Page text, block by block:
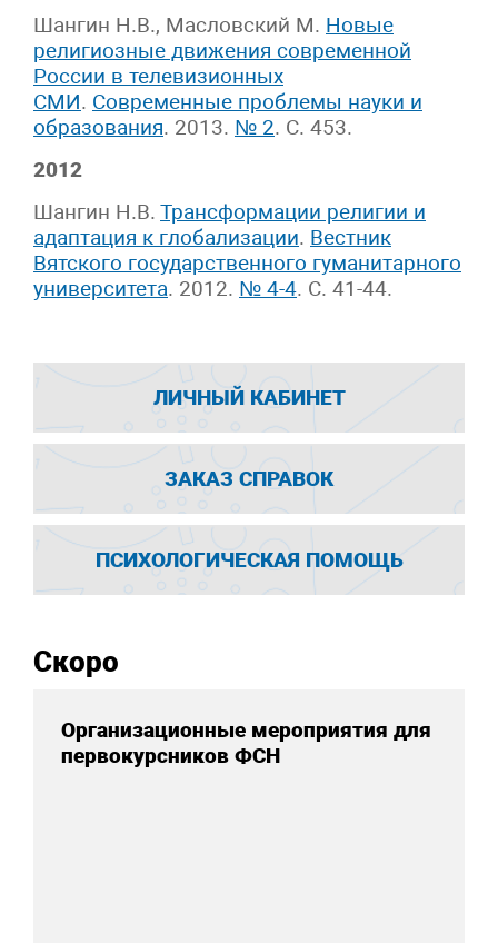
Шангин Н.В., Масловский М. Новые
религиозные движения современной
России в телевизионных
СМИ. Современные проблемы науки и
образования. 2013. № 2. С. 453.
2012
Шангин Н.В. Трансформации религии и
адаптация к глобализации. Вестник
Вятского государственного гуманитарного
университета. 2012. № 4-4. С. 41-44.
ЛИЧНЫЙ КАБИНЕТ
ЗАКАЗ СПРАВОК
ПСИХОЛОГИЧЕСКАЯ ПОМОЩЬ
Скоро
Организационные мероприятия для
первокурсников ФСН